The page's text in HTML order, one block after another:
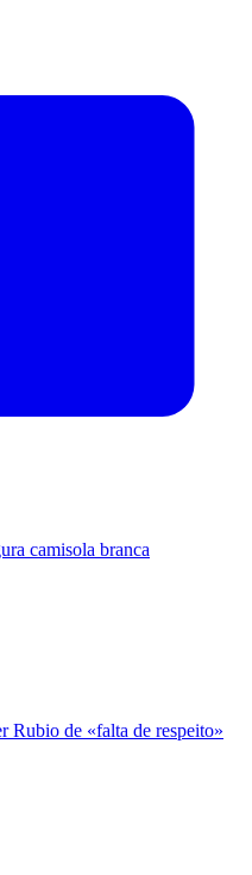
camisola branca
Rubio de «falta de respeito»